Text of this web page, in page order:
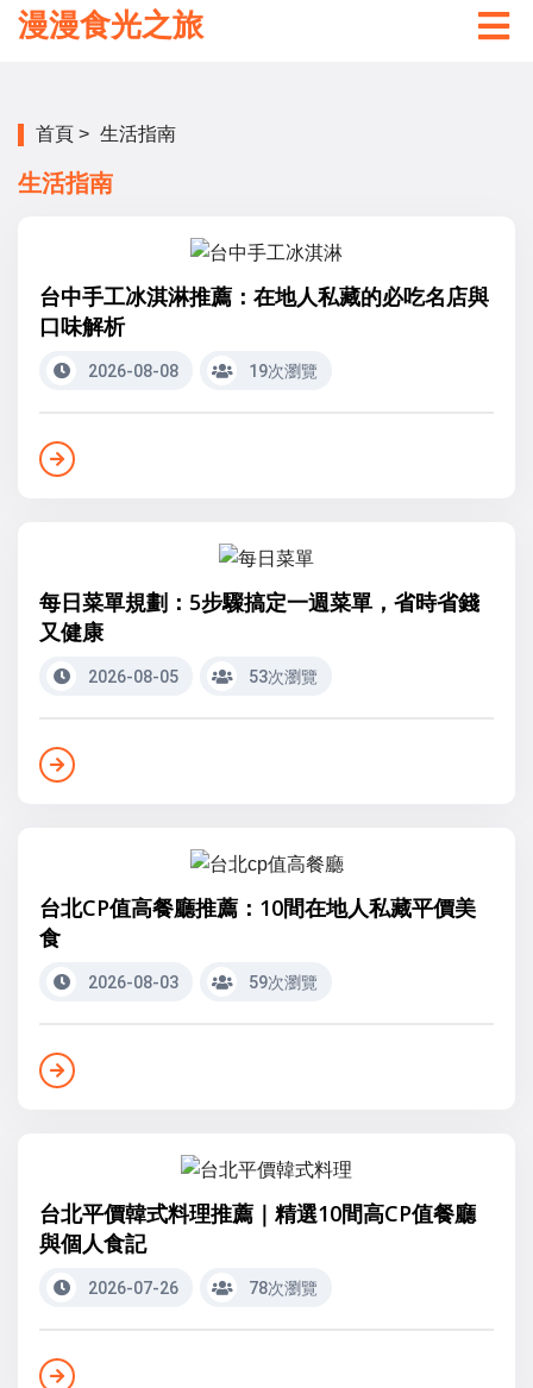
漫漫食光之旅
首頁 > 生活指南
生活指南
台中手工冰淇淋推薦：在地人私藏的必吃名店與
口味解析
2026-08-08 19次瀏覽
每日菜單規劃：5步驟搞定一週菜單，省時省錢
又健康
2026-08-05 53次瀏覽
台北CP值高餐廳推薦：10間在地人私藏平價美
食
2026-08-03 59次瀏覽
台北平價韓式料理推薦｜精選10間高CP值餐廳
與個人食記
2026-07-26 78次瀏覽